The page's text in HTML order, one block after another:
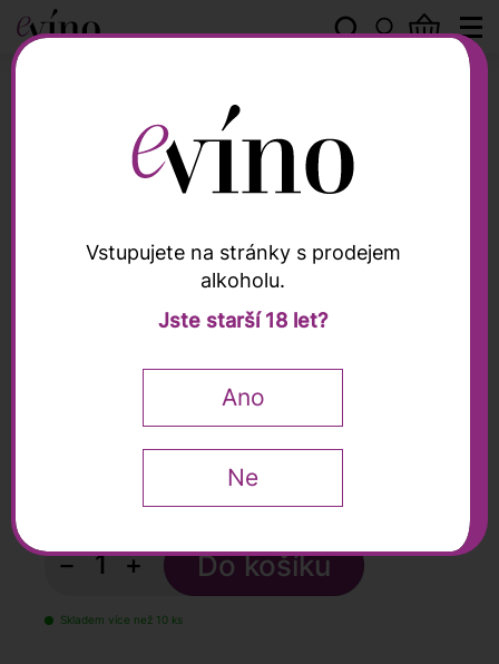
Dárková krabička,
Zemmer - na 1 lahev
− +
Skladem více než 10 ks
Vstupujete na stránky s prodejem
alkoholu.
Jste starší 18 let?
Ano
Ne